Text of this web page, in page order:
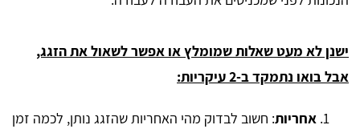
ישנן לא מעט שאלות שמומלץ או אפשר לשאול את הזגג,
אבל בואו נתמקד ב-2 עיקריות:
אחריות: חשוב לבדוק מהי האחריות שהזגג נותן, לכמה זמן